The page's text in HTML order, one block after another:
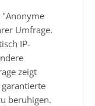
"Anonyme
Umfrage.
IP-
zeigt
beruhigen.